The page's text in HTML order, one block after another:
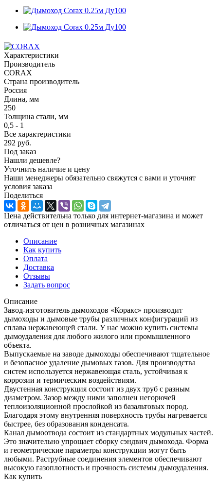
Характеристики
Производитель
CORAX
Страна производитель
Россия
Длина, мм
250
Толщина стали, мм
0,5 - 1
Все характеристики
292 руб.
Под заказ
Нашли дешевле?
Уточнить наличие и цену
Наши менеджеры обязательно свяжутся с вами и уточнят
условия заказа
Поделиться
Цена действительна только для интернет-магазина и может
отличаться от цен в розничных магазинах
Описание
Как купить
Оплата
Доставка
Отзывы
Задать вопрос
Описание
Завод-изготовитель дымоходов «Коракс» производит
дымоходы и дымовые трубы различных конфигураций из
сплава нержавеющей стали. У нас можно купить системы
дымоудаления для любого жилого или промышленного
объекта.
Выпускаемые на заводе дымоходы обеспечивают тщательное
и безопасное удаление дымовых газов. Для производства
систем используется нержавеющая сталь, устойчивая к
коррозии и термическим воздействиям.
Двустенная конструкция состоит из двух труб с разным
диаметром. Зазор между ними заполнен негорючей
теплоизоляционной прослойкой из базальтовых пород.
Благодаря этому внутренняя поверхность трубы нагревается
быстрее, без образования конденсата.
Канал дымоотвода состоит из стандартных модульных частей.
Это значительно упрощает сборку сэндвич дымохода. Форма
и геометрические параметры конструкции могут быть
любыми. Раструбные соединения элементов обеспечивают
высокую газоплотность и прочность системы дымоудаления.
Как купить